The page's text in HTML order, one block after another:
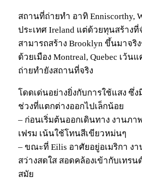
สถานที่ถ่ายทำ อาทิ Enniscorthy,
ประเทศ Ireland แต่ด้วยทุนสร้างที่
สามารถสร้าง Brooklyn ขึ้นมาจริ
ด้วยเมือง Montreal, Quebec เว้นแ
ถ่ายทำยังสถานที่จริง
โดดเด่นอย่างยิ่งกับการใช้แสง ซึ่
ช่วงที่แตกต่างออกไปเล็กน้อย
– ก่อนเริ่มต้นออกเดินทาง งานภา
เฟรม เน้นใช้โทนสีเขียวหม่นๆ
– ขณะที่ Eilis อาศัยอยู่อเมริกา ง
สว่างสดใส สอดคล้องเข้ากับเทร
สมัย